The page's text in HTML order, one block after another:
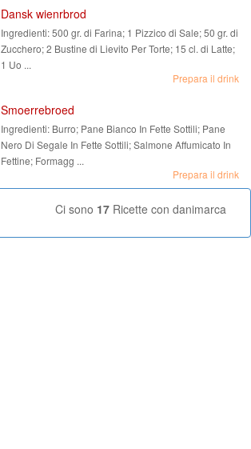
Dansk wienrbrod
Ingredienti:500 gr. di Farina; 1 Pizzico di Sale; 50 gr. di
Zucchero; 2 Bustine di Lievito Per Torte; 15 cl. di Latte;
1 Uo ...
Prepara il drink
Smoerrebroed
Ingredienti: Burro; Pane Bianco In Fette Sottili; Pane
Nero Di Segale In Fette Sottili; Salmone Affumicato In
Fettine; Formagg ...
Prepara il drink
Ci sono 17 Ricette con danimarca